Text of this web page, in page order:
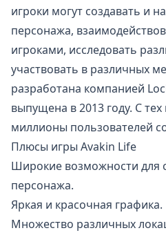
игроки могут создавать и
персонажа,
игроками, исследовать
участвовать в различных
разработана компанией
выпущена в 2013 году. С
миллионы пользователей
Плюсы игры Avakin Life
Широкие возможности для
персонажа.
Яркая и красочная графика.
Множество различных